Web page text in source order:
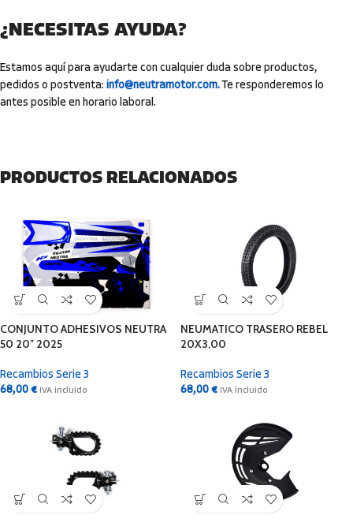
¿NECESITAS AYUDA?
Estamos aquí para ayudarte con cualquier duda sobre productos,
pedidos o postventa: info@neutramotor.com.Te responderemos lo
antes posible en horario laboral.
PRODUCTOS RELACIONADOS
CONJUNTO ADHESIVOS NEUTRA
50 20″ 2025
Recambios Serie 3
68,00 € IVA incluido
NEUMATICO TRASERO REBEL
20X3,00
Recambios Serie 3
68,00 € IVA incluido